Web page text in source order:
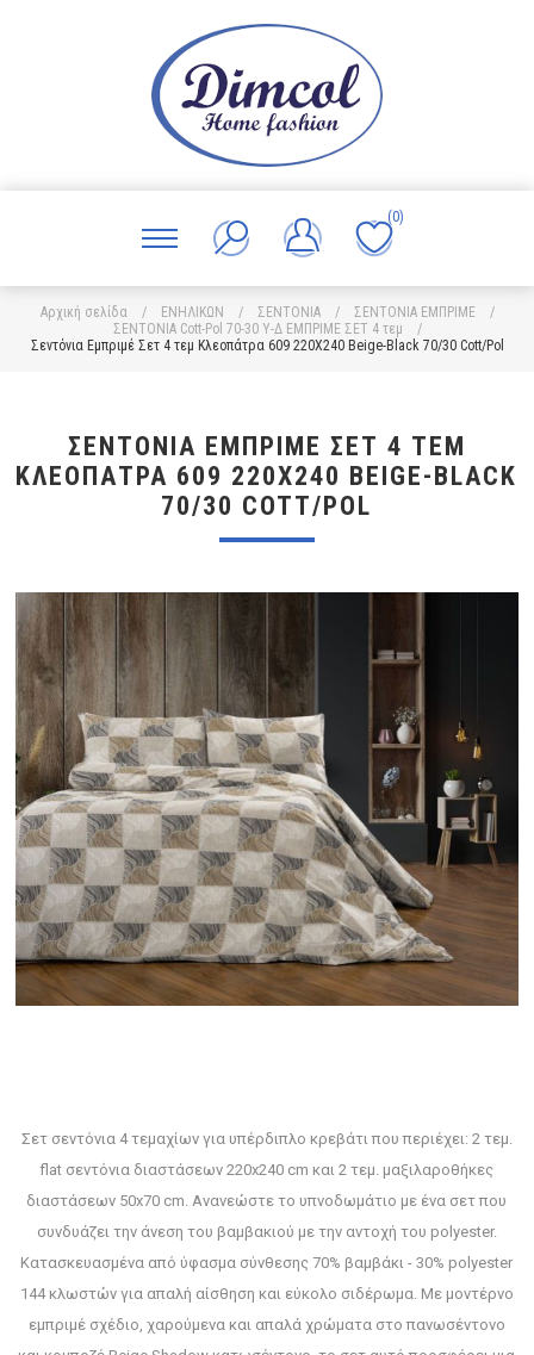
(0)
Αρχική σελίδα / ΕΝΗΛΙΚΩΝ / ΣΕΝΤΟΝΙΑ / ΣΕΝΤΟΝΙΑ ΕΜΠΡΙΜΕ
/
ΣΕΝΤΟΝΙΑ Cott-Pol 70-30 Υ-Δ ΕΜΠΡΙΜΕ ΣΕΤ 4 τεμ
/
Σεντόνια Εμπριμέ Σετ 4 τεμ Κλεοπάτρα 609 220X240 Beige-Black 70/30 Cott/Pol
ΣΕΝΤΌΝΙΑ ΕΜΠΡΙΜΈ ΣΕΤ 4 ΤΕΜ
ΚΛΕΟΠΆΤΡΑ 609 220X240 BEIGE-BLACK
70/30 COTT/POL
Σετ σεντόνια 4 τεμαχίων για υπέρδιπλο κρεβάτι που περιέχει: 2 τεμ.
flat σεντόνια διαστάσεων 220x240 cm και 2 τεμ. μαξιλαροθήκες
διαστάσεων 50x70 cm. Ανανεώστε το υπνοδωμάτιο με ένα σετ που
συνδυάζει την άνεση του βαμβακιού με την αντοχή του polyester.
Κατασκευασμένα από ύφασμα σύνθεσης 70% βαμβάκι - 30% polyester
144 κλωστών για απαλή αίσθηση και εύκολο σιδέρωμα. Με μοντέρνο
εμπριμέ σχέδιο, χαρούμενα και απαλά χρώματα στο πανωσέντονο